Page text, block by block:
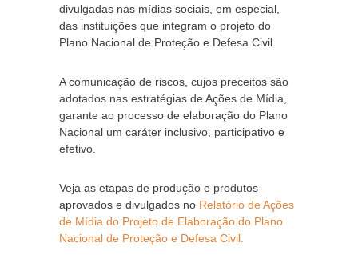
divulgadas nas mídias sociais, em especial,
das instituições que integram o projeto do
Plano Nacional de Proteção e Defesa Civil.
A comunicação de riscos, cujos preceitos são
adotados nas estratégias de Ações de Mídia,
garante ao processo de elaboração do Plano
Nacional um caráter inclusivo, participativo e
efetivo.
Veja as etapas de produção e produtos
aprovados e divulgados no Relatório de Ações
de Mídia do Projeto de Elaboração do Plano
Nacional de Proteção e Defesa Civil.